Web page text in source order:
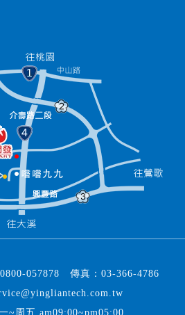
0800-057878 傳真： 03-366-4786
~周五 am09:00~pm05:00